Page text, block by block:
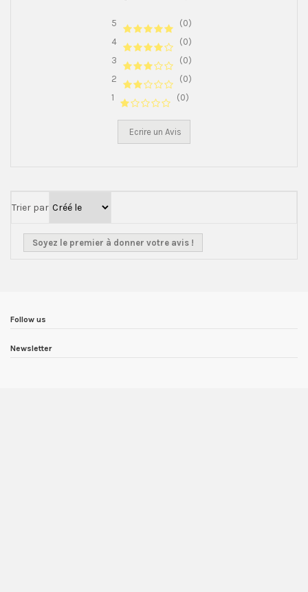
5
(0)
4
(0)
3
(0)
2
(0)
1
(0)
Ecrire un Avis
Trier par
Soyez le premier à donner votre avis !
Follow us
Newsletter